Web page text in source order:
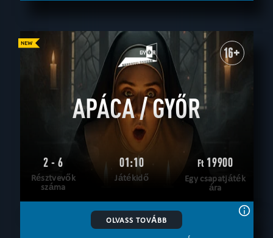
16+
APÁCA / GYŐR
2 - 6
Résztvevők
száma
01:10
Játékidő
Ft19900
Egy csapatjáték
ára
OLVASS TOVÁBB